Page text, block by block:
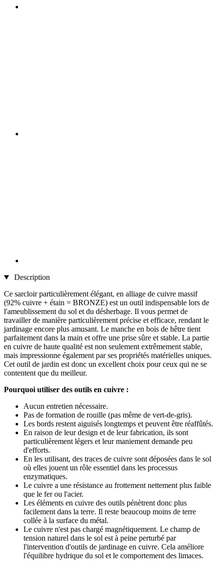
Description
Ce sarcloir particulièrement élégant, en alliage de cuivre massif
(92% cuivre + étain = BRONZE) est un outil indispensable lors de
l'ameublissement du sol et du désherbage. Il vous permet de
travailler de manière particulièrement précise et efficace, rendant le
jardinage encore plus amusant. Le manche en bois de hêtre tient
parfaitement dans la main et offre une prise sûre et stable. La partie
en cuivre de haute qualité est non seulement extrêmement stable,
mais impressionne également par ses propriétés matérielles uniques.
Cet outil de jardin est donc un excellent choix pour ceux qui ne se
contentent que du meilleur.
Pourquoi utiliser des outils en cuivre :
Aucun entretien nécessaire.
Pas de formation de rouille (pas même de vert-de-gris).
Les bords restent aiguisés longtemps et peuvent être réaffûtés.
En raison de leur design et de leur fabrication, ils sont
particulièrement légers et leur maniement demande peu
d'efforts.
En les utilisant, des traces de cuivre sont déposées dans le sol
où elles jouent un rôle essentiel dans les processus
enzymatiques.
Le cuivre a une résistance au frottement nettement plus faible
que le fer ou l'acier.
Les éléments en cuivre des outils pénètrent donc plus
facilement dans la terre. Il reste beaucoup moins de terre
collée à la surface du métal.
Le cuivre n'est pas chargé magnétiquement. Le champ de
tension naturel dans le sol est à peine perturbé par
l'intervention d'outils de jardinage en cuivre. Cela améliore
l'équilibre hydrique du sol et le comportement des limaces.